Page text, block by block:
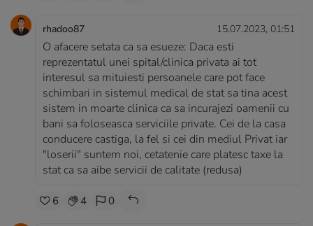
rhadoo87 15.07.2023, 01:51
O afacere setata ca sa esueze: Daca esti
reprezentatul unei spital/clinica privata ai tot
interesul sa mituiesti persoanele care pot face
schimbari in sistemul medical de stat sa tina acest
sistem in moarte clinica ca sa incurajezi oamenii cu
bani sa foloseasca serviciile private. Cei de la casa
conducere castiga, la fel si cei din mediul Privat iar
"loserii" suntem noi, cetatenie care platesc taxe la
stat ca sa aibe servicii de calitate (redusa)
6 4 0